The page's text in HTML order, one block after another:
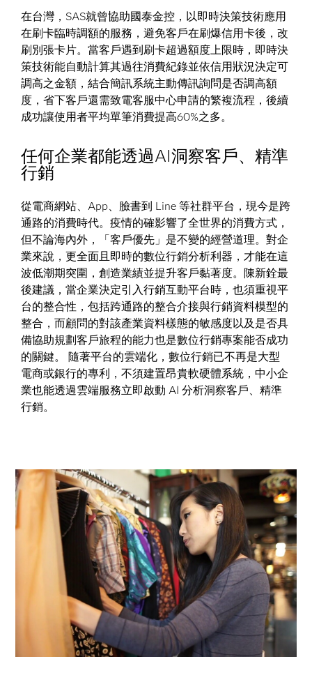
在台灣，SAS就曾協助國泰金控，以即時決策技術應用
在刷卡臨時調額的服務，避免客戶在刷爆信用卡後，改
刷別張卡片。當客戶遇到刷卡超過額度上限時，即時決
策技術能自動計算其過往消費紀錄並依信用狀況決定可
調高之金額，結合簡訊系統主動傳訊詢問是否調高額
度，省下客戶還需致電客服中心申請的繁複流程，後續
成功讓使用者平均單筆消費提高60%之多。
任何企業都能透過AI洞察客戶、精準
行銷
從電商網站、App、臉書到 Line 等社群平台，現今是跨
通路的消費時代。疫情的確影響了全世界的消費方式，
但不論海內外，「客戶優先」是不變的經營道理。對企
業來說，更全面且即時的數位行銷分析利器，才能在這
波低潮期突圍，創造業績並提升客戶黏著度。陳新銓最
後建議，當企業決定引入行銷互動平台時，也須重視平
台的整合性，包括跨通路的整合介接與行銷資料模型的
整合，而顧問的對該產業資料樣態的敏感度以及是否具
備協助規劃客戶旅程的能力也是數位行銷專案能否成功
的關鍵。 隨著平台的雲端化，數位行銷已不再是大型
電商或銀行的專利，不須建置昂貴軟硬體系統，中小企
業也能透過雲端服務立即啟動 AI 分析洞察客戶、精準
行銷。